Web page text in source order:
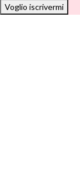
Voglio iscrivermi